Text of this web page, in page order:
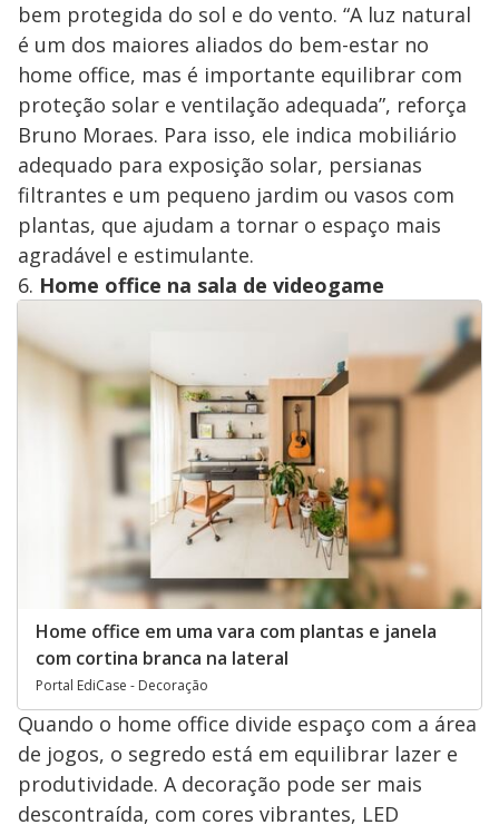
bem protegida do sol e do vento. “A luz natural
é um dos maiores aliados do bem-estar no
home office, mas é importante equilibrar com
proteção solar e ventilação adequada”, reforça
Bruno Moraes. Para isso, ele indica mobiliário
adequado para exposição solar, persianas
filtrantes e um pequeno jardim ou vasos com
plantas, que ajudam a tornar o espaço mais
agradável e estimulante.
6. Home office na sala de videogame
Home office em uma vara com plantas e janela
com cortina branca na lateral
Portal EdiCase - Decoração
Quando o home office divide espaço com a área
de jogos, o segredo está em equilibrar lazer e
produtividade. A decoração pode ser mais
descontraída, com cores vibrantes, LED